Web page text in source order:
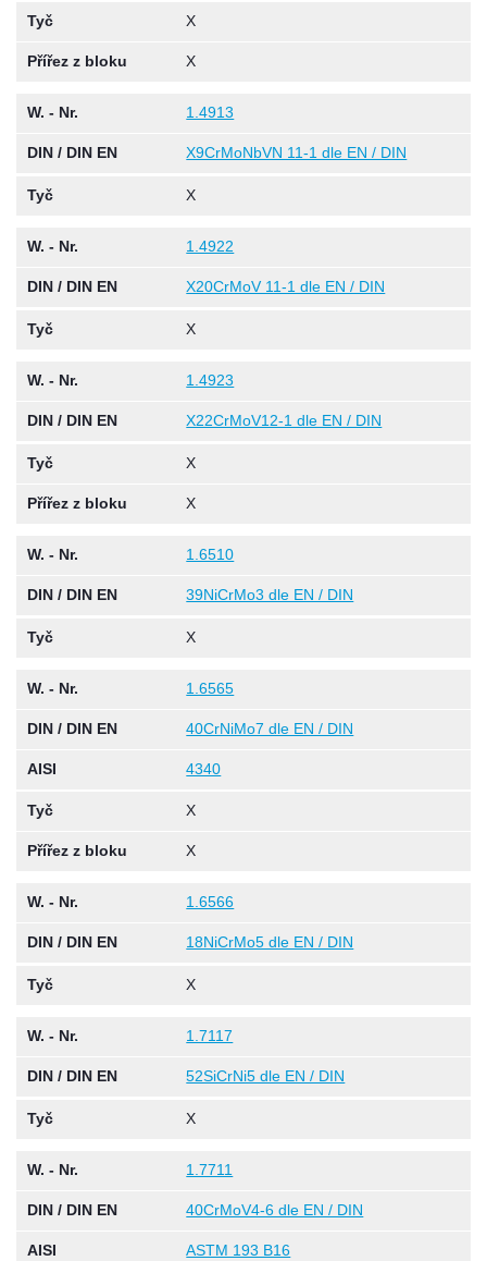
Tyč X
Přířez z bloku X
W. - Nr. 1.4913
DIN / DIN EN X9CrMoNbVN 11-1 dle EN / DIN
Tyč X
W. - Nr. 1.4922
DIN / DIN EN X20CrMoV 11-1 dle EN / DIN
Tyč X
W. - Nr. 1.4923
DIN / DIN EN X22CrMoV12-1 dle EN / DIN
Tyč X
Přířez z bloku X
W. - Nr. 1.6510
DIN / DIN EN 39NiCrMo3 dle EN / DIN
Tyč X
W. - Nr. 1.6565
DIN / DIN EN 40CrNiMo7 dle EN / DIN
AISI 4340
Tyč X
Přířez z bloku X
W. - Nr. 1.6566
DIN / DIN EN 18NiCrMo5 dle EN / DIN
Tyč X
W. - Nr. 1.7117
DIN / DIN EN 52SiCrNi5 dle EN / DIN
Tyč X
W. - Nr. 1.7711
DIN / DIN EN 40CrMoV4-6 dle EN / DIN
AISI ASTM 193 B16